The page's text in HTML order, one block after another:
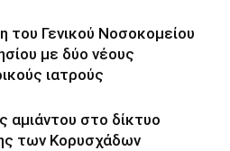
του Γενικού Νοσοκομείου
με δύο νέους
ιατρούς
αμιάντου στο δίκτυο
των Κορυσχάδων